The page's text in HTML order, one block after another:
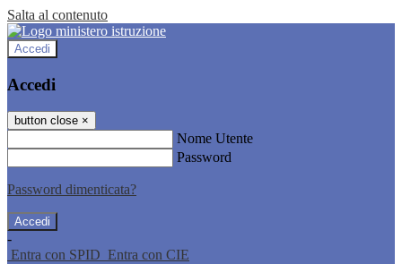
Salta al contenuto
Accedi
Accedi
button close ×
Nome Utente
Password
Password dimenticata?
-
Entra con SPID Entra con CIE